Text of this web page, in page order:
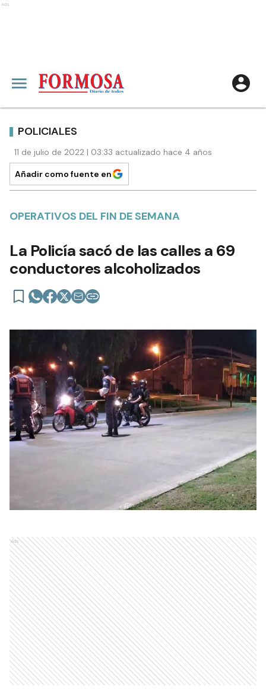
Ads
POLICIALES
11 de julio de 2022 | 03:33 actualizado hace 4 años
Añadir como fuente en
OPERATIVOS DEL FIN DE SEMANA
La Policía sacó de las calles a 69
conductores alcoholizados
Ads